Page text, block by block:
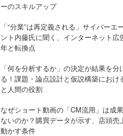
ーのスキルアップ
「“分業”は再定義される」サイバーエ
ント内藤氏に聞く、インターネット広
年と転換点
「何を分析するか」の決定が結果を分
る！課題・論点設計と仮説構築におけ
と人間の役割
なぜショート動画の「CM流用」は成
ないのか？購買データが示す、店頭売
動かす条件